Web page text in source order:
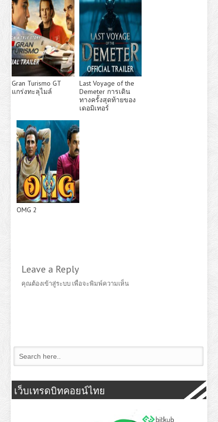
Gran Turismo GT
แกร่งทะลุไมล์
Last Voyage of the
Demeter การเดิน
ทางครั้งสุดท้ายของ
เดอมิเทอร์
OMG 2
Leave a Reply
คุณต้องเข้าสู่ระบบ เพื่อจะพิมพ์ความเห็น
เว็บเทรดบิทคอยน์ไทย